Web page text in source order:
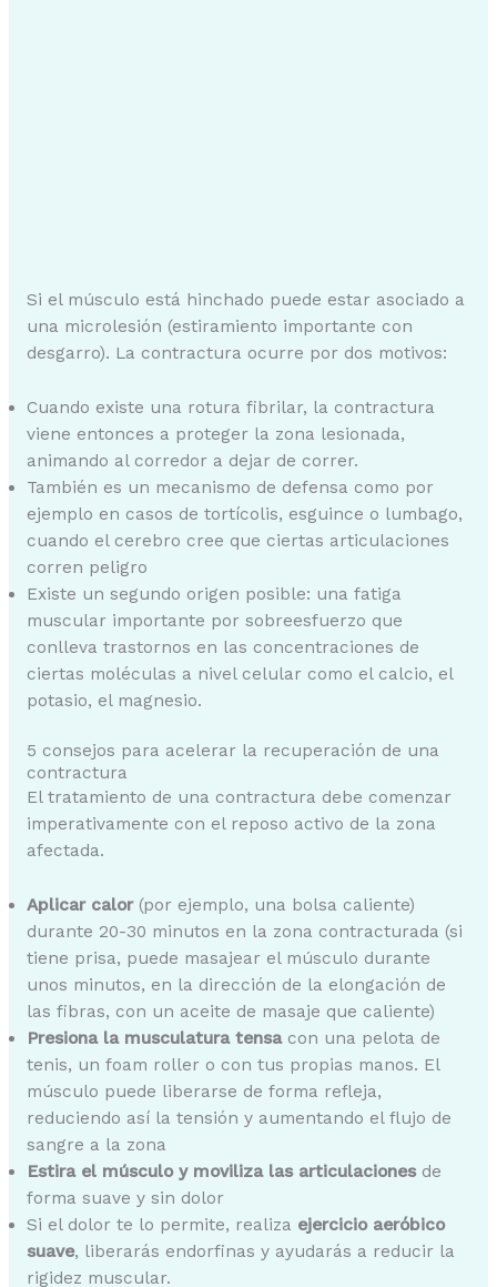
Si el músculo está hinchado puede estar asociado a
una microlesión (estiramiento importante con
desgarro). La contractura ocurre por dos motivos:
Cuando existe una rotura fibrilar, la contractura
viene entonces a proteger la zona lesionada,
animando al corredor a dejar de correr.
También es un mecanismo de defensa como por
ejemplo en casos de tortícolis, esguince o lumbago,
cuando el cerebro cree que ciertas articulaciones
corren peligro
Existe un segundo origen posible: una fatiga
muscular importante por sobreesfuerzo que
conlleva trastornos en las concentraciones de
ciertas moléculas a nivel celular como el calcio, el
potasio, el magnesio.
5 consejos para acelerar la recuperación de una
contractura
El tratamiento de una contractura debe comenzar
imperativamente con el reposo activo de la zona
afectada.
Aplicar calor(por ejemplo, una bolsa caliente)
durante 20-30 minutos en la zona contracturada (si
tiene prisa, puede masajear el músculo durante
unos minutos, en la dirección de la elongación de
las fibras, con un aceite de masaje que caliente)
Presiona la musculatura tensacon una pelota de
tenis, un foam roller o con tus propias manos. El
músculo puede liberarse de forma refleja,
reduciendo así la tensión y aumentando el flujo de
sangre a la zona
Estira el músculo y moviliza las articulacionesde
forma suave y sin dolor
Si el dolor te lo permite, realiza ejercicio aeróbico
suave, liberarás endorfinas y ayudarás a reducir la
rigidez muscular.